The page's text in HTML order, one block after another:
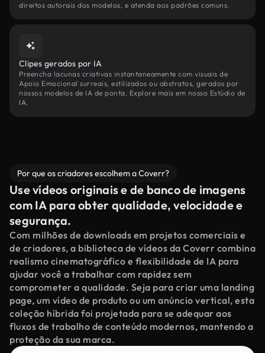
direitos autorais dos modelos, e atenda aos padrões comuns.
Clipes gerados por IA
Preencha lacunas criativas instantaneamente com visuais de
Apoio Emocional surreais, estilizados ou abstratos, gerados por
nossos modelos de IA de ponta. Explore mais em nosso Estúdio de
IA.
Por que os criadores escolhem a Coverr?
Use vídeos originais e de banco de imagens
com IA para obter qualidade, velocidade e
segurança.
Com milhões de downloads em projetos comerciais e
de criadores, a biblioteca de vídeos da Coverr combina
realismo cinematográfico e flexibilidade de IA para
ajudar você a trabalhar com rapidez sem
comprometer a qualidade. Seja para criar uma landing
page, um vídeo de produto ou um anúncio vertical, esta
coleção híbrida foi projetada para se adequar aos
fluxos de trabalho de conteúdo modernos, mantendo a
proteção da sua marca.